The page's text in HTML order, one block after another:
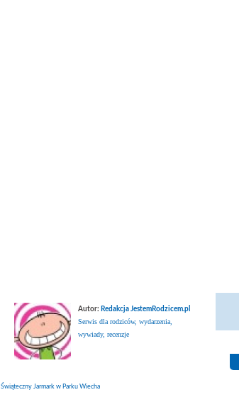
Autor: Redakcja JestemRodzicem.pl
Serwis dla rodziców, wydarzenia,
wywiady, recenzje
Świąteczny Jarmark w Parku Wiecha